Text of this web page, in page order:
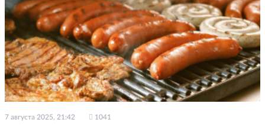
7 августа 2025, 21:42 1041